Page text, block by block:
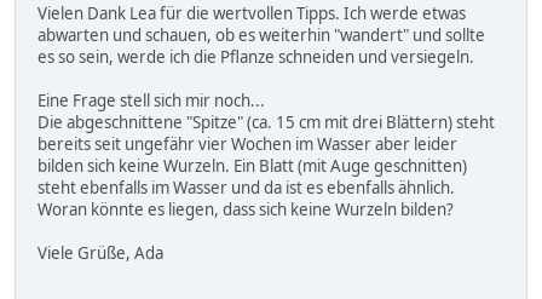
Vielen Dank Lea für die wertvollen Tipps. Ich werde etwas
abwarten und schauen, ob es weiterhin "wandert" und sollte
es so sein, werde ich die Pflanze schneiden und versiegeln.
Eine Frage stell sich mir noch...
Die abgeschnittene "Spitze" (ca. 15 cm mit drei Blättern) steht
bereits seit ungefähr vier Wochen im Wasser aber leider
bilden sich keine Wurzeln. Ein Blatt (mit Auge geschnitten)
steht ebenfalls im Wasser und da ist es ebenfalls ähnlich.
Woran könnte es liegen, dass sich keine Wurzeln bilden?
Viele Grüße, Ada